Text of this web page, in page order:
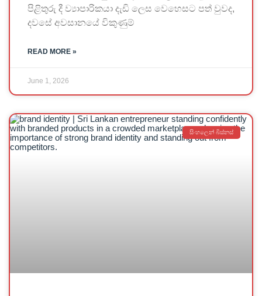
පිළිතුරු දී ව්‍යාපාරිකයා දැඩි ලෙස වෙහෙසට පත් වුවද,
දවසේ අවසානයේ විකුණුම්
READ MORE »
June 1, 2026
සිංහලෙන් බිස්නස්